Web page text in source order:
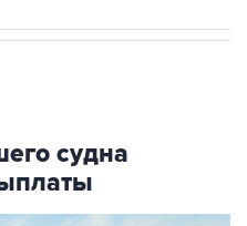
судна